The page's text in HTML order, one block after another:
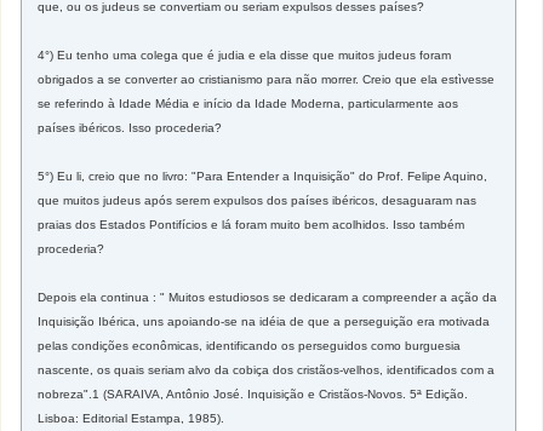
que, ou os judeus se convertiam ou seriam expulsos desses países?
4°) Eu tenho uma colega que é judia e ela disse que muitos judeus foram
obrigados a se converter ao cristianismo para não morrer. Creio que ela estìvesse
se referindo à Idade Média e início da Idade Moderna, particularmente aos
países ibéricos. Isso procederia?
5°) Eu li, creio que no livro: "Para Entender a Inquisição" do Prof. Felipe Aquino,
que muitos judeus após serem expulsos dos países ibéricos, desaguaram nas
praias dos Estados Pontifícios e lá foram muito bem acolhidos. Isso também
procederia?
Depois ela continua : " Muitos estudiosos se dedicaram a compreender a ação da
Inquisição Ibérica, uns apoiando-se na idéia de que a perseguição era motivada
pelas condições econômicas, identificando os perseguidos como burguesia
nascente, os quais seriam alvo da cobiça dos cristãos-velhos, identificados com a
nobreza".1 (SARAIVA, Antônio José. Inquisição e Cristãos-Novos. 5ª Edição.
Lisboa: Editorial Estampa, 1985).